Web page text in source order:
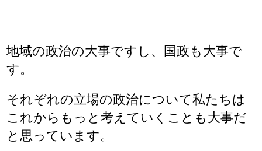
地域の政治の大事ですし、国政も大事で
す。
それぞれの立場の政治について私たちは
これからもっと考えていくことも大事だ
と思っています。